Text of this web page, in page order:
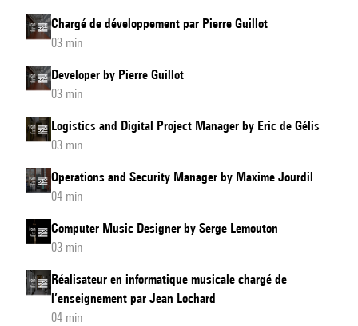
Chargé de développement par Pierre Guillot
03 min
Developer by Pierre Guillot
03 min
Logistics and Digital Project Manager by Eric de Gélis
03 min
Operations and Security Manager by Maxime Jourdil
04 min
Computer Music Designer by Serge Lemouton
03 min
Réalisateur en informatique musicale chargé de
l’enseignement par Jean Lochard
04 min